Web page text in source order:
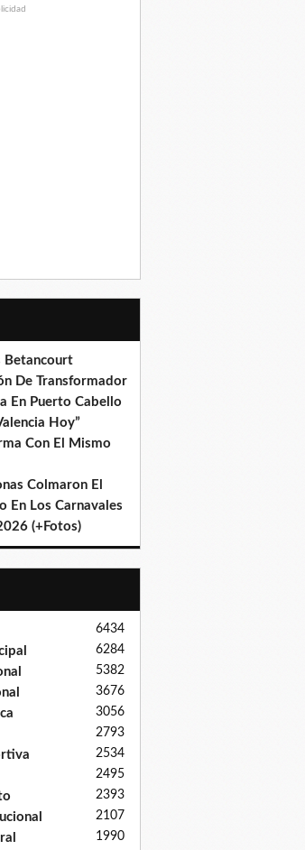
Betancourt
De Transformador
En Puerto Cabello
Hoy”
Con El Mismo
Colmaron El
En Los Carnavales
(+Fotos)
6434
6284
5382
3676
3056
2793
2534
2495
2393
2107
1990